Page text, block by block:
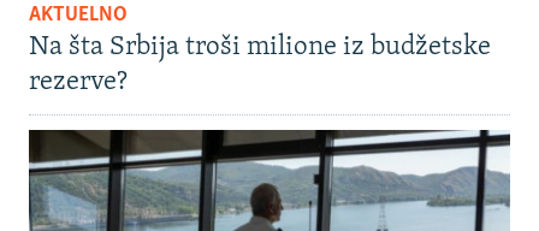
AKTUELNO
Na šta Srbija troši milione iz budžetske
rezerve?